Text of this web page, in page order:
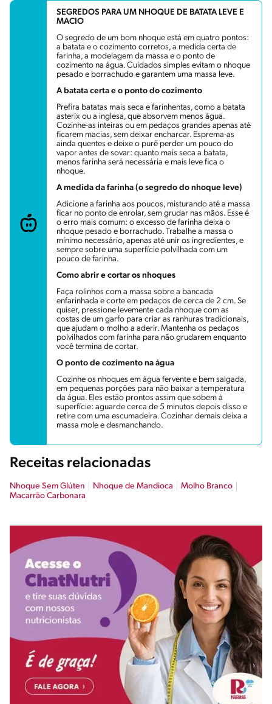
SEGREDOS PARA UM NHOQUE DE BATATA LEVE E
MACIO
O segredo de um bom nhoque está em quatro pontos:
a batata e o cozimento corretos, a medida certa de
farinha, a modelagem da massa e o ponto de
cozimento na água. Cuidados simples evitam o nhoque
pesado e borrachudo e garantem uma massa leve.
A batata certa e o ponto do cozimento
Prefira batatas mais seca e farinhentas, como a batata
asterix ou a inglesa, que absorvem menos água.
Cozinhe-as inteiras ou em pedaços grandes apenas até
ficarem macias, sem deixar encharcar. Esprema-as
ainda quentes e deixe o purê perder um pouco do
vapor antes de sovar: quanto mais seca a batata,
menos farinha será necessária e mais leve fica o
nhoque.
A medida da farinha (o segredo do nhoque leve)
Adicione a farinha aos poucos, misturando até a massa
ficar no ponto de enrolar, sem grudar nas mãos. Esse é
o erro mais comum: o excesso de farinha deixa o
nhoque pesado e borrachudo. Trabalhe a massa o
mínimo necessário, apenas até unir os ingredientes, e
sempre sobre uma superfície polvilhada com um
pouco de farinha.
Como abrir e cortar os nhoques
Faça rolinhos com a massa sobre a bancada
enfarinhada e corte em pedaços de cerca de 2 cm. Se
quiser, pressione levemente cada nhoque com as
costas de um garfo para criar as ranhuras tradicionais,
que ajudam o molho a aderir. Mantenha os pedaços
polvilhados com farinha para não grudarem enquanto
você termina de cortar.
O ponto de cozimento na água
Cozinhe os nhoques em água fervente e bem salgada,
em pequenas porções para não baixar a temperatura
da água. Eles estão prontos assim que sobem à
superfície: aguarde cerca de 5 minutos depois disso e
retire com uma escumadeira. Cozinhar demais deixa a
massa mole e desmanchando.
Receitas relacionadas
Nhoque Sem Glúten Nhoque de Mandioca
Molho Branco
Macarrão Carbonara